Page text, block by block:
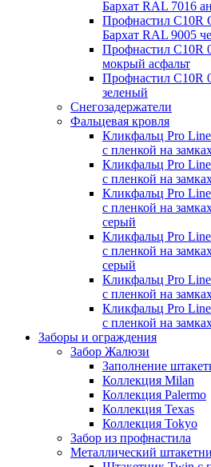
Бархат RAL 7016
Профнастил С10R
Бархат RAL 9005
Профнастил С10R
мокрый асфальт
Профнастил С10R
зеленый
Снегозадержатели
Фальцевая кровля
Кликфальц Pro
с пленкой на
Кликфальц Pro
с пленкой на
Кликфальц Pro
с пленкой на
серый
Кликфальц Pro
с пленкой на
серый
Кликфальц Pro
с пленкой на
Кликфальц Pro
с пленкой на
Заборы и ограждения
Забор Жалюзи
Заполнение
Коллекция Milan
Коллекция Palermo
Коллекция Texas
Коллекция Tokyo
Забор из профнастила
Металлический